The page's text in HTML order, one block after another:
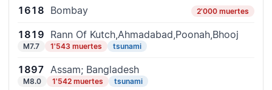
1618 Bombay 2'000 muertes
1819 Rann Of Kutch,Ahmadabad,Poonah,Bhooj
M7.7 1'543 muertes tsunami
1897 Assam; Bangladesh
M8.0 1'542 muertes tsunami